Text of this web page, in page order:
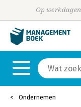
Op
Ondernemen